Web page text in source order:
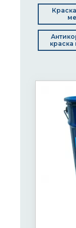
краска